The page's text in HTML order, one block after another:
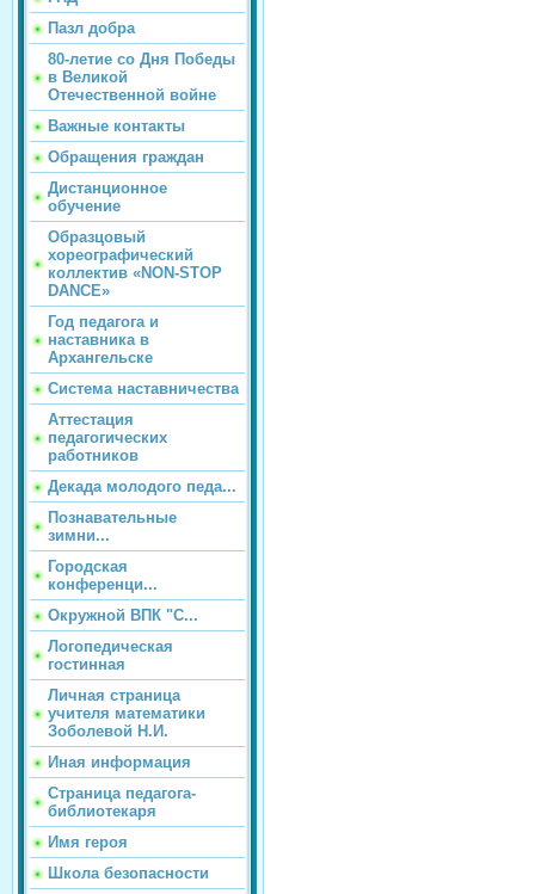
Пазл добра
80-летие со Дня Победы
в Великой
Отечественной войне
Важные контакты
Обращения граждан
Дистанционное
обучение
Образцовый
хореографический
коллектив «NON-STOP
DANCE»
Год педагога и
наставника в
Архангельске
Система наставничества
Аттестация
педагогических
работников
Декада молодого педа...
Познавательные
зимни...
Городская
конференци...
Окружной ВПК "С...
Логопедическая
гостинная
Личная страница
учителя математики
Зоболевой Н.И.
Иная информация
Страница педагога-
библиотекаря
Имя героя
Школа безопасности